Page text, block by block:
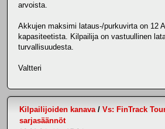
arvoista.
Akkujen maksimi lataus-/purkuvirta on 12
kapasiteetista. Kilpailija on vastuullinen
turvallisuudesta.
Valtteri
Kilpailijoiden kanava/ Vs: FinTrack
sarjasäännöt